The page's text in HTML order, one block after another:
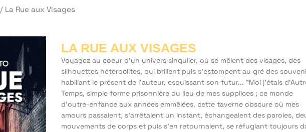
/ La Rue aux Visages
LA RUE AUX VISAGES
Voyagez au coeur d'un univers singulier, où se mêlent des visages, des
silhouettes hétéroclites, qui brillent puis s'estompent au gré des
habillant le présent de l'auteur, esquissant son futur... "Moi j'étais
Temps, simple forme prisonnière du lieu de mes supplices ; ce monde
d'outre-enfance aux années emmêlées, cette taverne obscure où mes
amours passaient, s'arrêtaient un instant, échangeaient des paroles,
mouvements de corps et puis s'en retournaient, se réfugiant toujours